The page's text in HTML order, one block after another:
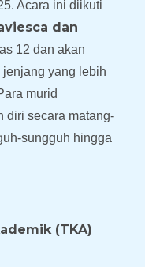
Acara ini diikuti
dan
12 dan akan
yang lebih
murid
diri secara matang-
sungguh hingga
(TKA)